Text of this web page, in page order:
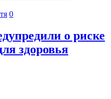
0
о риске
здоровья